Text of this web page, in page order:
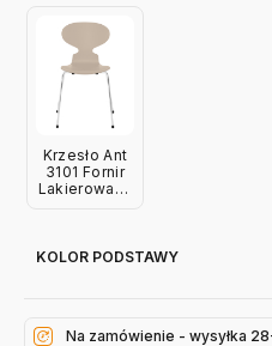
Krzesło Ant
3101 Fornir
Lakierowany
KOLOR PODSTAWY
Na zamówienie - wysyłka